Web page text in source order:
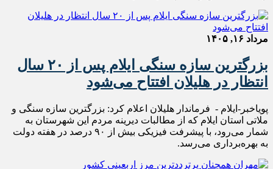
مرداد ۱۶, ۱۴۰۵
بزرگترین سازه سنگی ایلام پس از ۲۰ سال
انتظار در هلیلان افتتاح می‌شود
پویاخبر-ایلام - فرماندار هلیلان اعلام کرد: بزرگترین سازه سنگی و
ملاتی استان ایلام که از مطالبات دیرینه مردم این شهرستان به
شمار می‌رود، با پیشرفت فیزیکی بیش از ۹۰ درصد در هفته دولت
به بهره‌برداری می‌رسد.